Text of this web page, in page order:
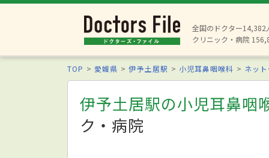
全国のドクター14,382
クリニック・病院
TOP 愛媛県 伊予土居駅 小児耳鼻咽喉科 ネッ
伊予土居駅の小児耳鼻咽
ク・病院